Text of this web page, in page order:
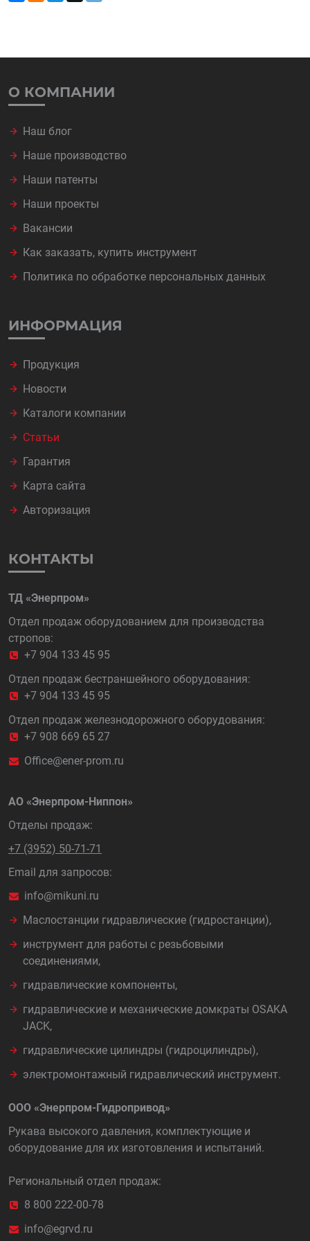
О КОМПАНИИ
Наш блог
Наше производство
Наши патенты
Наши проекты
Вакансии
Как заказать, купить инструмент
Политика по обработке персональных данных
ИНФОРМАЦИЯ
Продукция
Новости
Каталоги компании
Статьи
Гарантия
Карта сайта
Авторизация
КОНТАКТЫ
ТД «Энерпром»
Отдел продаж оборудованием для производства
стропов:
+7 904 133 45 95
Отдел продаж бестраншейного оборудования:
+7 904 133 45 95
Отдел продаж железнодорожного оборудования:
+7 908 669 65 27
Office@ener-prom.ru
АО «Энерпром-Ниппон»
Отделы продаж:
+7 (3952) 50-71-71
Email для запросов:
info@mikuni.ru
Маслостанции гидравлические (гидростанции),
инструмент для работы с резьбовыми
соединениями,
гидравлические компоненты,
гидравлические и механические домкраты OSAKA
JACK,
гидравлические цилиндры (гидроцилиндры),
электромонтажный гидравлический инструмент.
ООО «Энерпром-Гидропривод»
Рукава высокого давления, комплектующие и
оборудование для их изготовления и испытаний.
Региональный отдел продаж:
8 800 222-00-78
info@egrvd.ru